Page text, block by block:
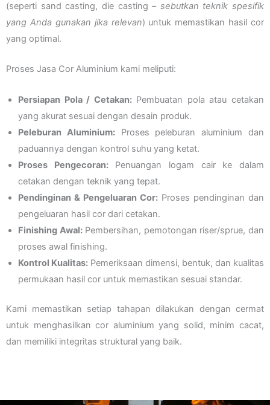
(seperti sand casting, die casting – sebutkan teknik spesifik
yang Anda gunakan jika relevan) untuk memastikan hasil cor
yang optimal.
Proses Jasa Cor Aluminium kami meliputi:
Persiapan Pola / Cetakan:Pembuatan pola atau cetakan
yang akurat sesuai dengan desain produk.
Peleburan Aluminium:Proses peleburan aluminium dan
paduannya dengan kontrol suhu yang ketat.
Proses Pengecoran:Penuangan logam cair ke dalam
cetakan dengan teknik yang tepat.
Pendinginan & Pengeluaran Cor: Proses pendinginan dan
pengeluaran hasil cor dari cetakan.
Finishing Awal:Pembersihan, pemotongan riser/sprue, dan
proses awal finishing.
Kontrol Kualitas: Pemeriksaan dimensi, bentuk, dan kualitas
permukaan hasil cor untuk memastikan sesuai standar.
Kami memastikan setiap tahapan dilakukan dengan cermat
untuk menghasilkan cor aluminium yang solid, minim cacat,
dan memiliki integritas struktural yang baik.